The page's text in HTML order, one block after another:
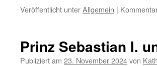
Veröffentlicht unterAllgemein |
Prinz Sebastian I.
Publiziert am 23. November 2024von